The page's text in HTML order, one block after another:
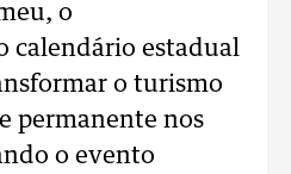
o
calendário estadual
o turismo
permanente nos
o evento